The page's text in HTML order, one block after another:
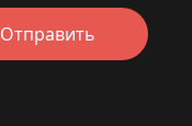
Отправить